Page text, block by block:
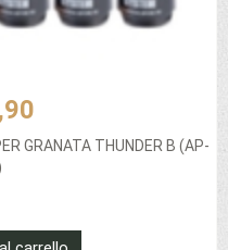
GRANATA THUNDER B (AP-